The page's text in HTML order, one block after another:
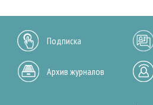
Подписка
Архив журналов